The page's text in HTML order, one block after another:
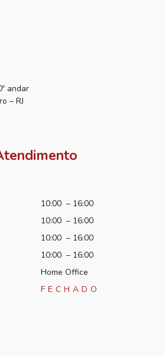
andar
– RJ
10:00 – 16:00
10:00 – 16:00
10:00 – 16:00
10:00 – 16:00
Home Office
FECHADO